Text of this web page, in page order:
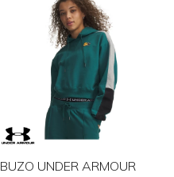
BUZO UNDER ARMOUR